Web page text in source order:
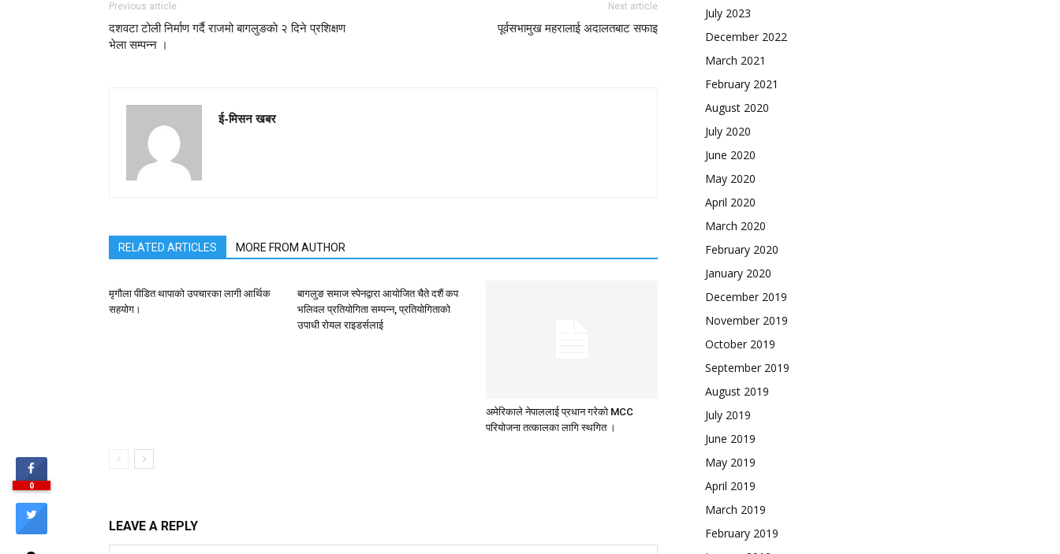
Previous article
दशवटा टोली निर्माण गर्दै राजमो बागलुङकाे २ दिने प्रशिक्षण
भेला सम्पन्न ।
Next article
पूर्वसभामुख महरालाई अदालतबाट सफाइ
ई-मिसन खबर
RELATED ARTICLES MORE FROM AUTHOR
मृगौला पीडित थापाको उपचारका लागी आर्थिक
सहयोग।
बागलुङ समाज स्पेनद्वारा आयोजित चैते दशैं कप
भलिवल प्रतियोगिता सम्पन्न, प्रतियाेगिताको
उपाधी रोयल राइडर्सलाई
अमेरिकाले नेपाललाई प्रधान गरेको MCC
परियोजना तत्कालका लागि स्थगित ।
LEAVE A REPLY
July 2023
December 2022
March 2021
February 2021
August 2020
July 2020
June 2020
May 2020
April 2020
March 2020
February 2020
January 2020
December 2019
November 2019
October 2019
September 2019
August 2019
July 2019
June 2019
May 2019
April 2019
March 2019
February 2019
0